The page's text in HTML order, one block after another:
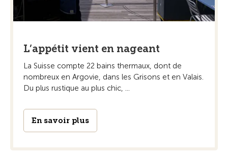
L’appétit vient en nageant
La Suisse compte 22 bains thermaux, dont de
nombreux en Argovie, dans les Grisons et en Valais.
Du plus ­rustique au plus chic, ...
En savoir plus